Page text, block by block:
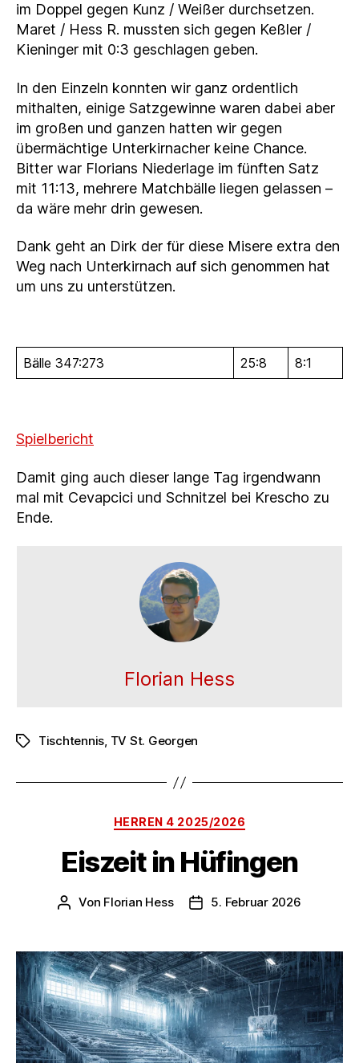
im Doppel gegen Kunz / Weißer durchsetzen.
Maret / Hess R. mussten sich gegen Keßler /
Kieninger mit 0:3 geschlagen geben.
In den Einzeln konnten wir ganz ordentlich
mithalten, einige Satzgewinne waren dabei aber
im großen und ganzen hatten wir gegen
übermächtige Unterkirnacher keine Chance.
Bitter war Florians Niederlage im fünften Satz
mit 11:13, mehrere Matchbälle liegen gelassen –
da wäre mehr drin gewesen.
Dank geht an Dirk der für diese Misere extra den
Weg nach Unterkirnach auf sich genommen hat
um uns zu unterstützen.
Bälle 347:273 25:8 8:1
Spielbericht
Damit ging auch dieser lange Tag irgendwann
mal mit Cevapcici und Schnitzel bei Krescho zu
Ende.
Florian Hess
Schlagwörter
Tischtennis, TV St. Georgen
Kategorien
HERREN 4 2025/2026
Eiszeit in Hüfingen
Beitragsautor
Von Florian Hess Veröffentlichungsdatum
5. Februar 2026